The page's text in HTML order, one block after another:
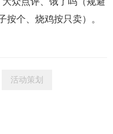
按个、烧鸡按只卖）。
活动策划